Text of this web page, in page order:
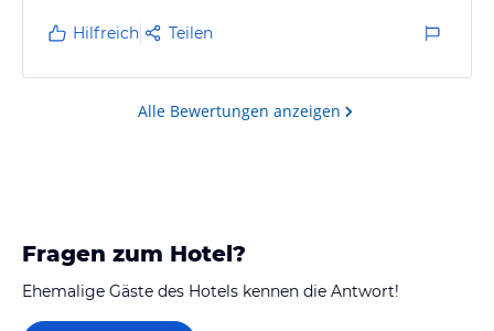
Hilfreich Teilen
Alle Bewertungen anzeigen
Fragen zum Hotel?
Ehemalige Gäste des Hotels kennen die Antwort!